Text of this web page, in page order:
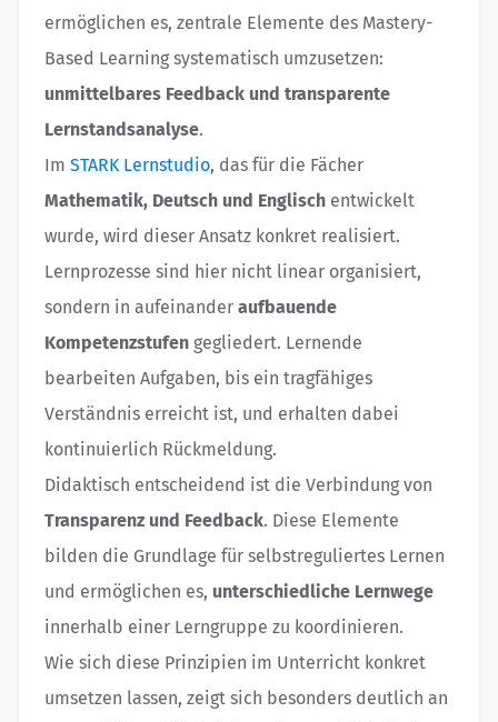
ermöglichen es, zentrale Elemente des Mastery-
Based Learning systematisch umzusetzen:
unmittelbares Feedback und transparente
Lernstandsanalyse.
Im STARK Lernstudio, das für die Fächer
Mathematik, Deutsch und Englisch entwickelt
wurde, wird dieser Ansatz konkret realisiert.
Lernprozesse sind hier nicht linear organisiert,
sondern in aufeinander aufbauende
Kompetenzstufen gegliedert. Lernende
bearbeiten Aufgaben, bis ein tragfähiges
Verständnis erreicht ist, und erhalten dabei
kontinuierlich Rückmeldung.
Didaktisch entscheidend ist die Verbindung von
Transparenz und Feedback. Diese Elemente
bilden die Grundlage für selbstreguliertes Lernen
und ermöglichen es, unterschiedliche Lernwege
innerhalb einer Lerngruppe zu koordinieren.
Wie sich diese Prinzipien im Unterricht konkret
umsetzen lassen, zeigt sich besonders deutlich an